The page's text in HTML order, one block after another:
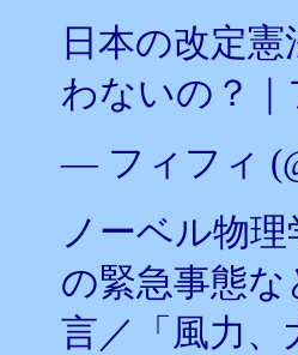
日本の改定
わないの？｜
— フィフィ
ノーベル物
の緊急事態
言／「風力